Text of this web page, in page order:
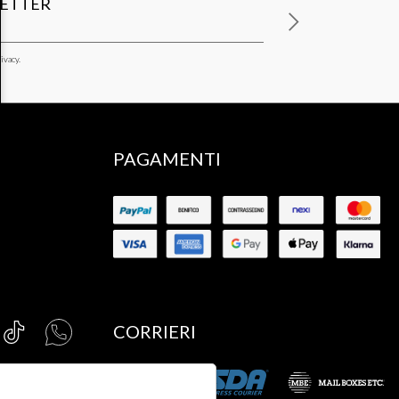
PAGAMENTI
CORRIERI